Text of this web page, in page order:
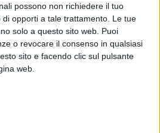
possono non richiedere il tuo
opporti a tale trattamento. Le tue
solo a questo sito web. Puoi
o revocare il consenso in qualsiasi
sito e facendo clic sul pulsante
web.
2017
le porte all’olio extravergine d’oliva
2017
di Programma e PIA a Corato